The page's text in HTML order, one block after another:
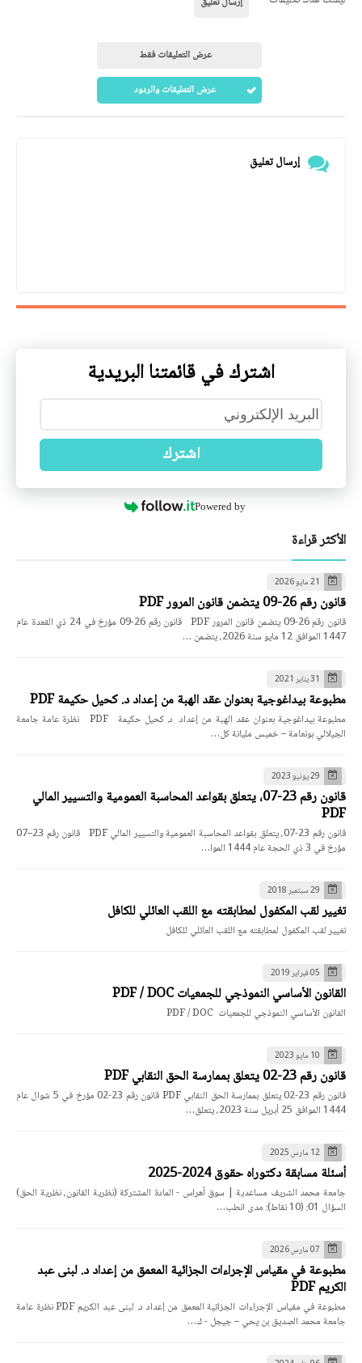
عرض التعليقات فقط
عرض التعليقات والردود
إرسال تعليق
اشترك في قائمتنا البريدية
اشترك
Powered by
الأكثر قراءة
21 مايو 2026
قانون رقم 26-09 يتضمن قانون المرور PDF
قانون رقم 26-09 يتضمن قانون المرور PDF قانون رقم 26-09 مؤرخ في 24 ذي القعدة عام
1447 الموافق 12 مايو سنة 2026، يتضمن …
31 يناير 2021
مطبوعة بيداغوجية بعنوان عقد الهبة من إعداد د. كحيل حكيمة PDF
مطبوعة بيداغوجية بعنوان عقد الهبة من إعداد د. كحيل حكيمة PDF نظرة عامة جامعة
الجيلالي بونعامة – خميس مليانة كل…
29 يونيو 2023
قانون رقم 23-07، يتعلق بقواعد المحاسبة العمومية والتسيير المالي
PDF
قانون رقم 23-07، يتعلق بقواعد المحاسبة العمومية والتسيير المالي PDF قانون رقم 23–07
مؤرخ في 3 ذي الحجة عام 1444 الموا…
29 سبتمبر 2018
تغيير لقب المكفول لمطابقته مع اللقب العائلي للكافل
تغيير لقب المكفول لمطابقته مع اللقب العائلي للكافل
05 فبراير 2019
القانون الأساسي النموذجي للجمعيات PDF / DOC
القانون الأساسي النموذجي للجمعيات PDF / DOC
10 مايو 2023
قانون رقم 23-02 يتعلق بممارسة الحق النقابي PDF
قانون رقم 23-02 يتعلق بممارسة الحق النقابي PDF قانون رقم 23-02 مؤرخ في 5 شوال عام
1444 الموافق 25 أبريل سنة 2023، يتعلق…
12 مارس 2025
أسئلة مسابقة دكتوراه حقوق 2024-2025
جامعة محمد الشريف مساعدية | سوق أهراس - المادة المشتركة (نظرية القانون، نظرية الحق)
السؤال 01: (10 نقاط): مدى انطب…
07 مارس 2026
مطبوعة في مقياس الإجراءات الجزائية المعمق من إعداد د. لبنى عبد
الكريم PDF
مطبوعة في مقياس الإجراءات الجزائية المعمق من إعداد د. لبنى عبد الكريم PDF نظرة عامة
جامعة محمد الصديق بن يحي – جيجل - ك…